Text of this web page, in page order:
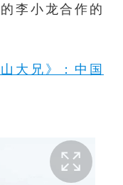
李小龙合作的
大兄》：中国